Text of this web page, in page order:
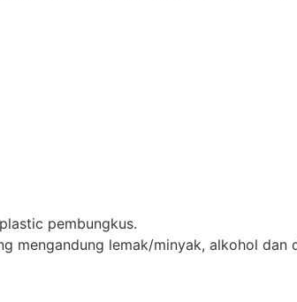
pembungkus.
mengandung lemak/minyak, alkohol dan